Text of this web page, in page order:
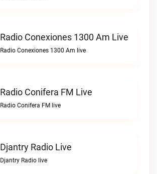
Radio Conexiones 1300 Am Live
Radio Conexiones 1300 Am live
Radio Conifera FM Live
Radio Conifera FM live
Djantry Radio Live
Djantry Radio live